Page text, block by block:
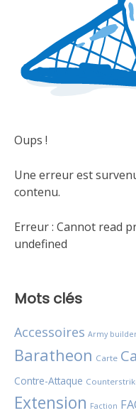
Oups !
Une erreur est
contenu.
Erreur : Cannot read
undefined
Mots clés
Accessoires Army
Baratheon Carte
Contre-Attaque
Extension Faction